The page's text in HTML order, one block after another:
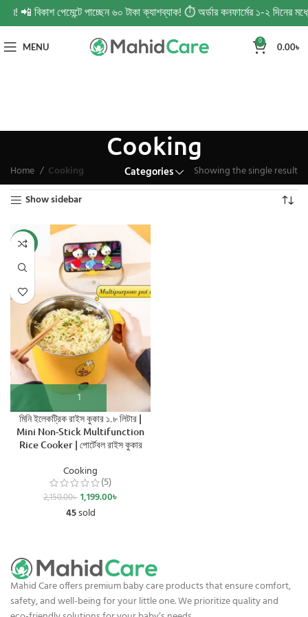
📲 বিকাশ পেমেন্টে পাচ্ছেন ৬০ টাকা ক্যাশব্যাক! ⏱️ অর্ডার কনফার্মের ১-২
MENU 0 0.00৳
Cooking
Categories
Home Cooking
Showing the single result
Show sidebar
-44%
মিনি ইলেকট্রিক রাইস কুকার ১.৮ লিটার |
Mini Non-Stick Multifunction
Rice Cooker | পোর্টেবল রাইস কুকার
Cooking
(5)
2,150.00৳1,199.00৳
45sold
Mahid Care offers premium baby care products that ensure comfort,
safety, and well-being for your little one. We prioritize quality and